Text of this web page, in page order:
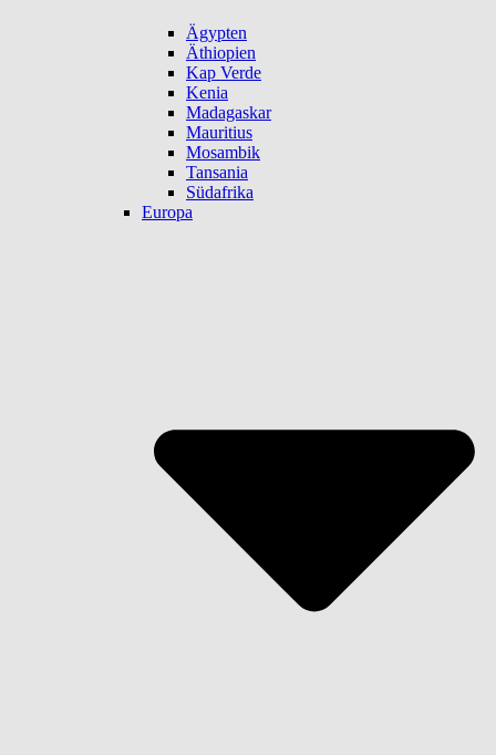
Ägypten
Äthiopien
Kap Verde
Kenia
Madagaskar
Mauritius
Mosambik
Tansania
Südafrika
Europa